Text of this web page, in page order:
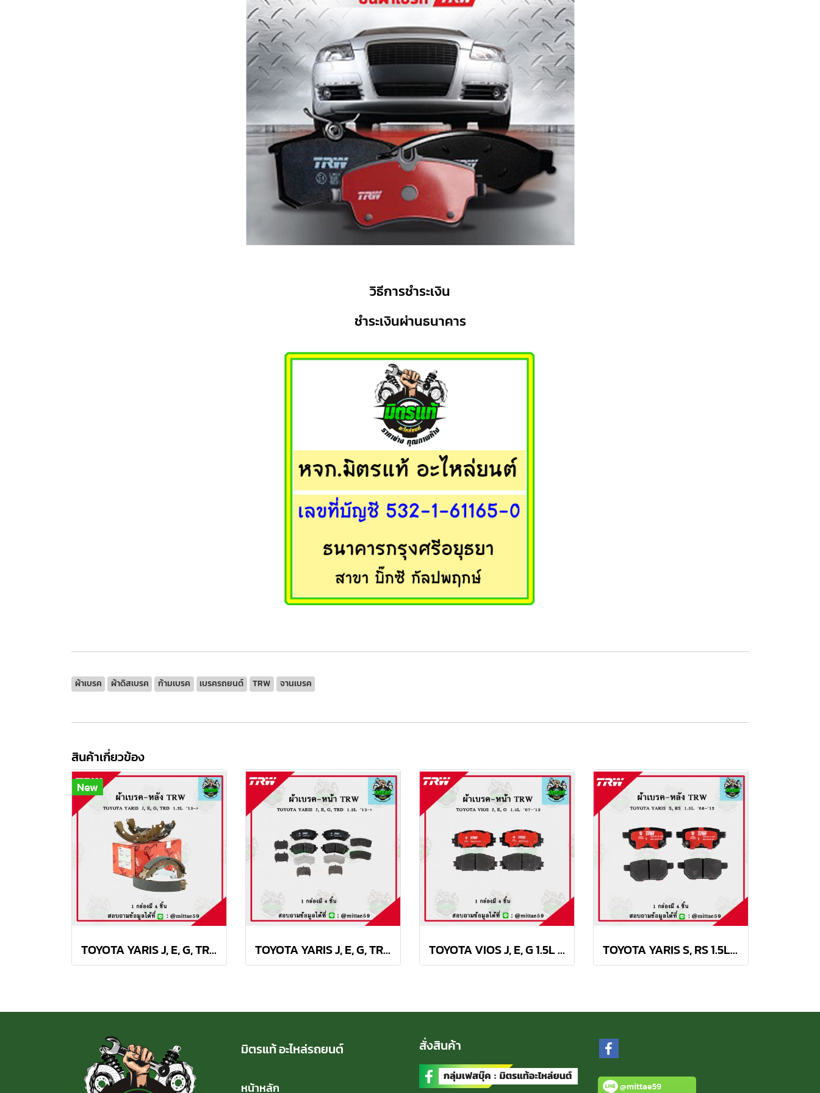
วิธีการชำระเงิน
ชำระเงินผ่านธนาคาร
ผ้าเบรค ผ้าดิสเบรค ก้ามเบรค เบรครถยนต์ TRW จานเบรค
สินค้าเกี่ยวข้อง
New
TOYOTA YARIS J, E, G, TRD 1.2L ปี 2013 TRW ก้ามเบรค (หลัง) TOYOTA YARIS J, E, G, TRD 1.2L ปี 2013 TRW ผ้าเบรค (หน้า) TOYOTA VIOS J, E, G 1.5L ปี 07-13 TRW ผ้าเบรค (หน้า) TOYOTA YARIS S, RS 1.5L ปี 2006-2012 TRW ผ้าเบรค (หลัง)
มิตรแท้ อะไหล่รถยนต์
หน้าหลัก
สั่งสินค้า
@mittae59